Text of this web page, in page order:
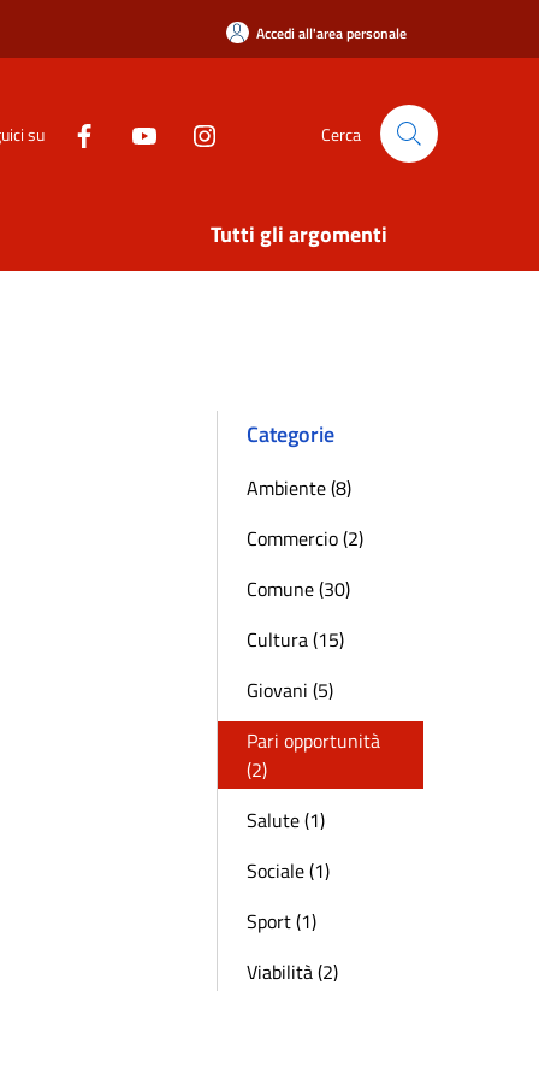
Accedi all'area personale
su Cerca
Tutti gli argomenti
Categorie
Ambiente (8)
Commercio (2)
Comune (30)
Cultura (15)
Giovani (5)
Pari opportunità
(2)
Salute (1)
Sociale (1)
Sport (1)
Viabilità (2)